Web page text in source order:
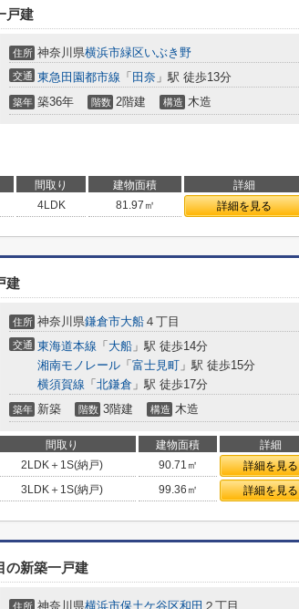
戸建
住所 神奈川県横浜市緑区いぶき野
交通 東急田園都市線 「 田奈 」駅 徒歩13分
築年 築36年 階数 2階建 構造 木造
間取り 建物面積 詳細
4LDK 81.97㎡ 詳細を見る
建
住所 神奈川県鎌倉市大船 ４丁目
交通 東海道本線 「 大船 」駅 徒歩14分
湘南モノレール 「 富士見町 」駅 徒歩15分
横須賀線 「 北鎌倉 」駅 徒歩17分
築年 新築 階数 3階建 構造 木造
間取り 建物面積 詳細
2LDK＋1S(納戸) 90.71㎡ 詳細を見る
3LDK＋1S(納戸) 99.36㎡ 詳細を見る
の新築一戸建
住所 神奈川県横浜市保土ケ谷区和田 ２丁目